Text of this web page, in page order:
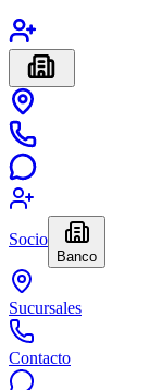
Socio
Banco
Sucursales
Contacto